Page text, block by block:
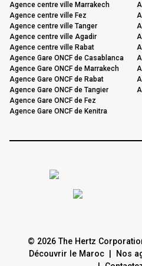
Agence centre ville Marrakech
Agence centre ville Fez
Agence centre ville Tanger
Agence centre ville Agadir
Agence centre ville Rabat
Agence Gare ONCF de Casablanca
Agence Gare ONCF de Marrakech
Agence Gare ONCF de Rabat
Agence Gare ONCF de Tangier
Agence Gare ONCF de Fez
Agence Gare ONCF de Kenitra
© 2026 The Hertz
Découvrir le Maroc
Nos